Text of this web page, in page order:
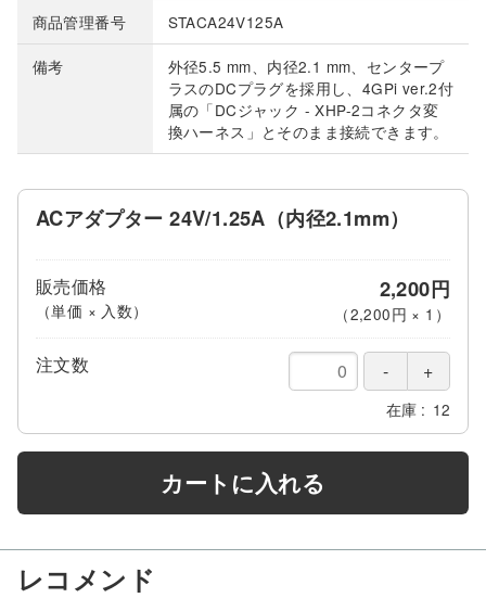
商品管理番号 STACA24V125A
備考
外径5.5 mm、内径2.1 mm、センタープ
ラスのDCプラグを採用し、4GPi ver.2付
属の「DCジャック - XHP-2コネクタ変
換ハーネス」とそのまま接続できます。
ACアダプター 24V/1.25A（内径2.1mm）
販売価格
（単価 × 入数）
2,200円
（2,200円 × 1 ）
注文数
在庫 12
カートに入れる
レコメンド